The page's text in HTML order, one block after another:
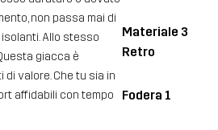
non passa mai di
Allo stesso
giacca è
valore. Che tu sia in
affidabili con tempo
Materiale 3
Retro
Fodera 1